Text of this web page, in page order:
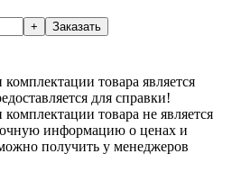
товара является
для справки!
товара не является
информацию о ценах и
получить у менеджеров